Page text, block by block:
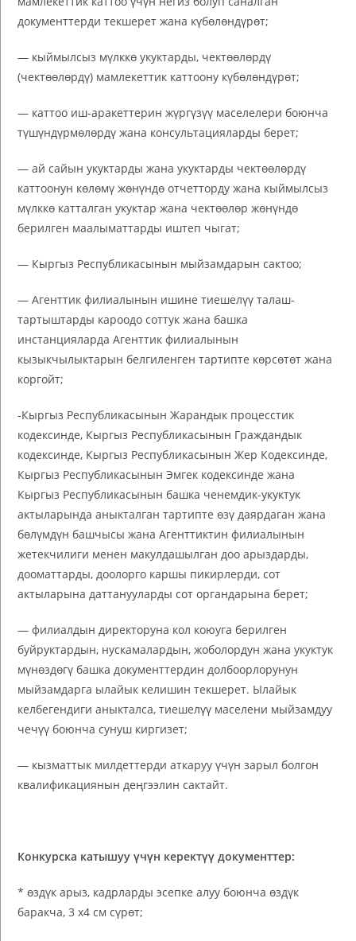
документтерди текшерет жана күбөлөндүрөт;
— кыймылсыз мүлккө укуктарды, чектөөлөрдү
(чектөөлөрдү) мамлекеттик каттоону күбөлөндүрөт;
— каттоо иш-аракеттерин жүргүзүү маселелери боюнча
түшүндүрмөлөрдү жана консультацияларды берет;
— ай сайын укуктарды жана укуктарды чектөөлөрдү
каттоонун көлөмү жөнүндө отчетторду жана кыймылсыз
мүлккө катталган укуктар жана чектөөлөр жөнүндө
берилген маалыматтарды иштеп чыгат;
— Кыргыз Республикасынын мыйзамдарын сактоо;
— Агенттик филиалынын ишине тиешелүү талаш-
тартыштарды кароодо соттук жана башка
инстанцияларда Агенттик филиалынын
кызыкчылыктарын белгиленген тартипте көрсөтөт жана
коргойт;
-Кыргыз Республикасынын Жарандык процесстик
кодексинде, Кыргыз Республикасынын Граждандык
кодексинде, Кыргыз Республикасынын Жер Кодексинде,
Кыргыз Республикасынын Эмгек кодексинде жана
Кыргыз Республикасынын башка ченемдик-укуктук
актыларында аныкталган тартипте өзү даярдаган жана
бөлүмдүн башчысы жана Агенттиктин филиалынын
жетекчилиги менен макулдашылган доо арыздарды,
дооматтарды, доолорго каршы пикирлерди, сот
актыларына даттанууларды сот органдарына берет;
— филиалдын директоруна кол коюуга берилген
буйруктардын, нускамалардын, жоболордун жана укуктук
мүнөздөгү башка документтердин долбоорлорунун
мыйзамдарга ылайык келишин текшерет. Ылайык
келбегендиги аныкталса, тиешелүү маселени мыйзамдуу
чечүү боюнча сунуш киргизет;
— кызматтык милдеттерди аткаруу үчүн зарыл болгон
квалификациянын деңгээлин сактайт.
Конкурска катышуу үчүн керектүү документтер:
* өздүк арыз, кадрларды эсепке алуу боюнча өздүк
баракча, 3 х4 см сүрөт;